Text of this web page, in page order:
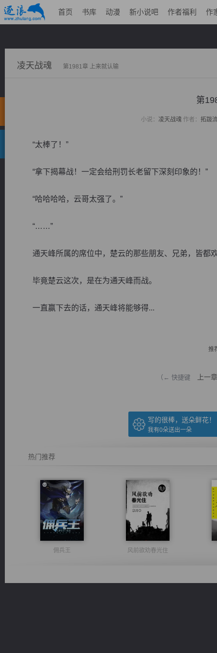
首页 书库 动漫 新小说吧 作者福利 作
凌天战魂 第1981章 上来就认输
第
小说： 凌天战魂作者： 拓跋
“太棒了！”
“拿下揭幕战！一定会给刑罚长老留下深刻印象的！”
“哈哈哈哈，云哥太强了。”
“……”
通天峰所属的席位中，楚云的那些朋友、兄弟，皆都
毕竟楚云这次，是在为通天峰而战。
一直赢下去的话，通天峰将能够得...
推
（← 快捷键 上一章
写的很棒，送朵鲜花！
我有0朵送出一朵
热门推荐
佣兵王 风前欲劝春光住